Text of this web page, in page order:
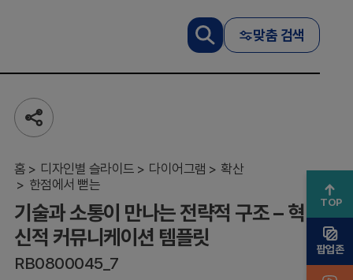
맞춤 검색
공
유
기
홈 디자인별 슬라이드 다이어그램
확산
한점에서 뻗는
는
전
략
조
–
혁
신
적
커
뮤
기술과 소통이 만나는 전략적 구조 – 혁
신적 커뮤니케이션 템플릿
RB0800045_7
TOP
팝업존